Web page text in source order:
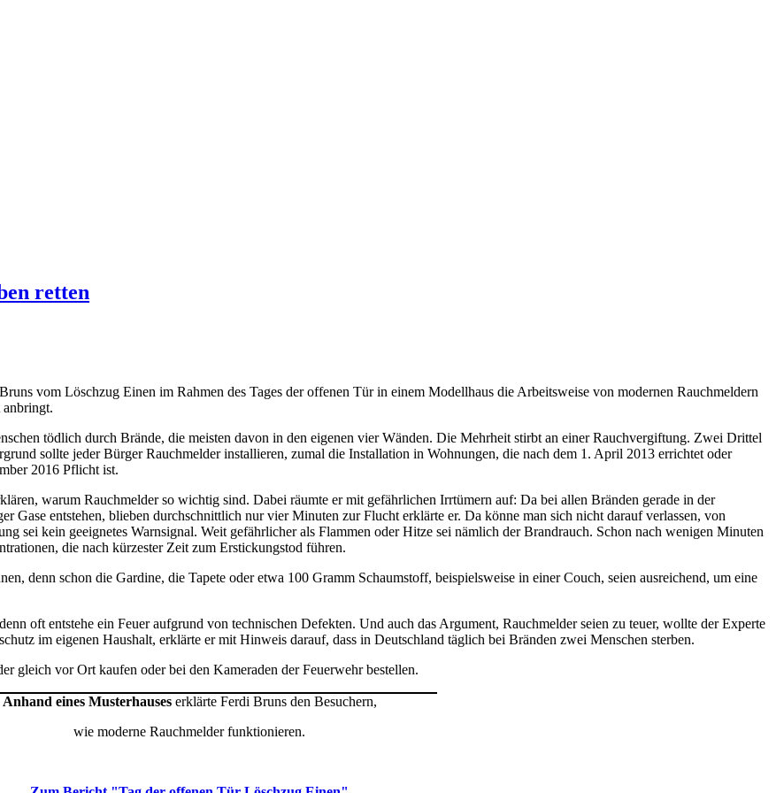
retten
vom Löschzug Einen im Rahmen des Tages der offenen Tür in einem Modellhaus die Arbeitsweise von modernen Rauchmeldern
tödlich durch Brände, die meisten davon in den eigenen vier Wänden. Die Mehrheit stirbt an einer Rauchvergiftung. Zwei Drittel
sollte jeder Bürger Rauchmelder installieren, zumal die Installation in Wohnungen, die nach dem 1. April 2013 errichtet oder
2016 Pflicht ist.
warum Rauchmelder so wichtig sind. Dabei räumte er mit gefährlichen Irrtümern auf: Da bei allen Bränden gerade in der
Gase entstehen, blieben durchschnittlich nur vier Minuten zur Flucht erklärte er. Da könne man sich nicht darauf verlassen, von
sei kein geeignetes Warnsignal. Weit gefährlicher als Flammen oder Hitze sei nämlich der Brandrauch. Schon nach wenigen Minuten
die nach kürzester Zeit zum Erstickungstod führen.
denn schon die Gardine, die Tapete oder etwa 100 Gramm Schaumstoff, beispielsweise in einer Couch, seien ausreichend, um eine
oft entstehe ein Feuer aufgrund von technischen Defekten. Und auch das Argument, Rauchmelder seien zu teuer, wollte der Experte
im eigenen Haushalt, erklärte er mit Hinweis darauf, dass in Deutschland täglich bei Bränden zwei Menschen sterben.
gleich vor Ort kaufen oder bei den Kameraden der Feuerwehr bestellen.
Anhand eines Musterhauseserklärte Ferdi Bruns den Besuchern,
wie moderne Rauchmelder funktionieren.